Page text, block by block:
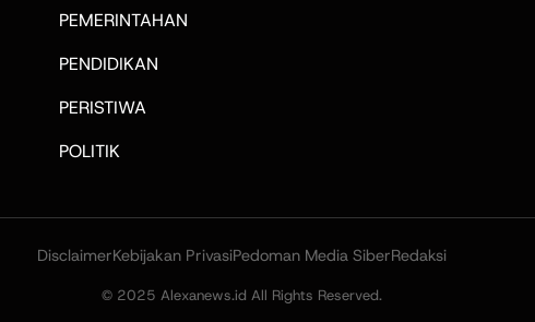
PEMERINTAHAN
PENDIDIKAN
PERISTIWA
POLITIK
DisclaimerKebijakan PrivasiPedoman Media SiberRedaksi
© 2025 Alexanews.id All Rights Reserved.